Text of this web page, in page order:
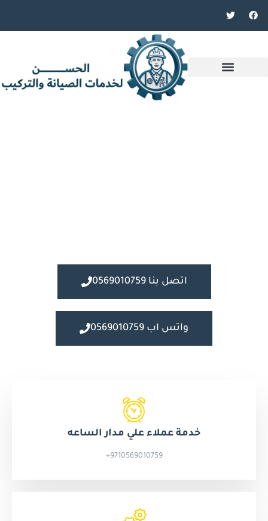
اتصل بنا 0569010759
واتس اب 0569010759
خدمة عملاء علي مدار الساعه
9710569010759+